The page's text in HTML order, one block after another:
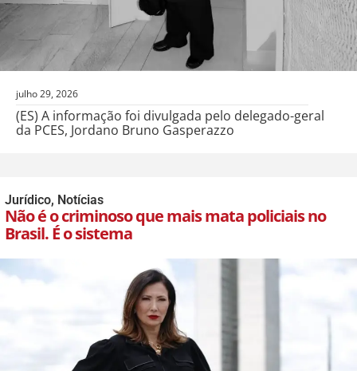
julho 29, 2026
(ES) A informação foi divulgada pelo delegado-geral
da PCES, Jordano Bruno Gasperazzo
Jurídico, Notícias
Não é o criminoso que mais mata policiais no
Brasil. É o sistema